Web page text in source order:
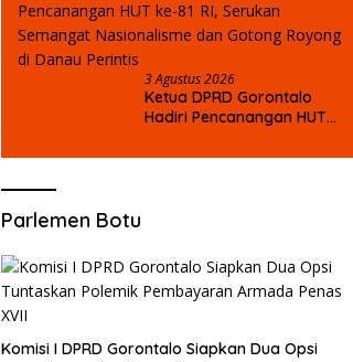
3 Agustus 2026
Ketua DPRD Gorontalo
Hadiri Pencanangan HUT
Semangat Nasionalisme
Parlemen Botu
Komisi I DPRD Gorontalo Siapkan Dua Opsi